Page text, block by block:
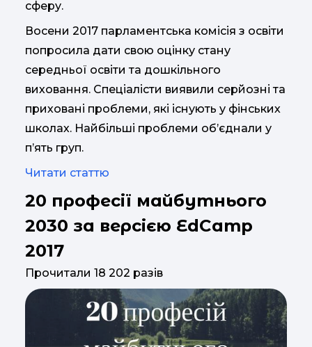
сферу.
Восени 2017 парламентська комісія з освіти
попросила дати свою оцінку стану
середньої освіти та дошкільного
виховання. Спеціалісти виявили серйозні та
приховані проблеми, які існують у фінських
школах. Найбільші проблеми об’єднали у
п’ять груп.
Читати статтю
20 професії майбутнього
2030 за версією EdCamp
2017
Прочитали 18 202 разів